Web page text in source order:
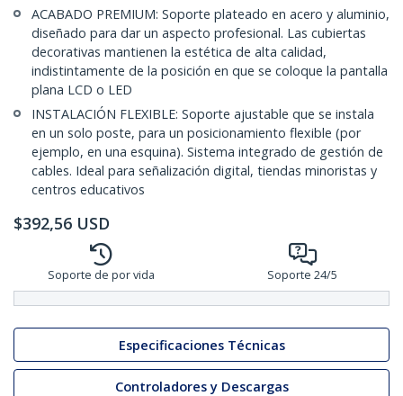
ACABADO PREMIUM: Soporte plateado en acero y aluminio,
diseñado para dar un aspecto profesional. Las cubiertas
decorativas mantienen la estética de alta calidad,
indistintamente de la posición en que se coloque la pantalla
plana LCD o LED
INSTALACIÓN FLEXIBLE: Soporte ajustable que se instala
en un solo poste, para un posicionamiento flexible (por
ejemplo, en una esquina). Sistema integrado de gestión de
cables. Ideal para señalización digital, tiendas minoristas y
centros educativos
$392,56 USD
Soporte de por vida Soporte 24/5
Especificaciones Técnicas
Controladores y Descargas